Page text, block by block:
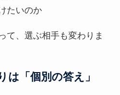
たいのか
て、選ぶ相手も変わりま
は「個別の答え」